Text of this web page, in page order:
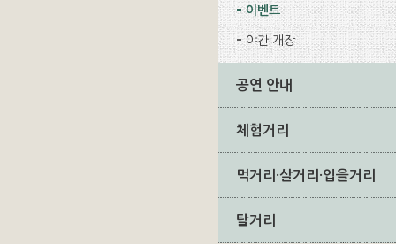
이벤트
야간 개장
공연 안내
체험거리
먹거리·살거리·입을거리
탈거리